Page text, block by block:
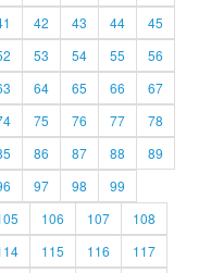
42 43 44
45
53 54 55
56
64 65 66
67
75 76 77
78
86 87 88
89
97 98
99
106 107
108
115 116
117